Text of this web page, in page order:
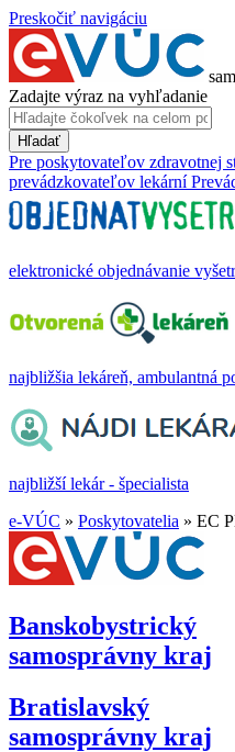
Preskočiť navigáciu
Zadajte výraz na vyhľadanie
Hľadať
Pre poskytovateľov zdravotnej
prevádzkovateľov lekární
elektronické objednávanie
najbližšia lekáreň, ambulantná
najbližší lekár - špecialista
e-VÚC » Poskytovatelia » EC
Banskobystrický
samosprávny kraj
Bratislavský
samosprávny kraj